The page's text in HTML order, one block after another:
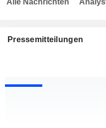
Pressemitteilungen
Alle Nachrichten